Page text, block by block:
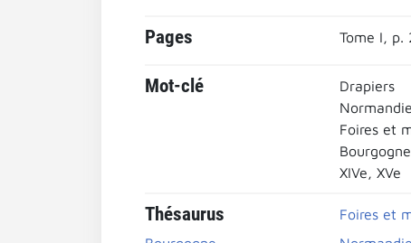
Pages Tome I, p.
Mot-clé
Drapiers
Normandie
Foires et
Bourgogne
XIVe, XVe
Thésaurus
Foires et